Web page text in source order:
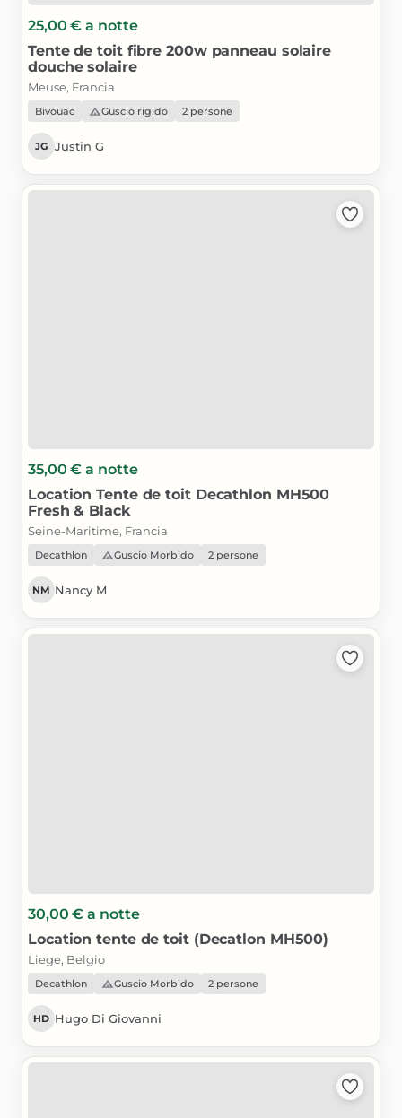
25,00 € a notte
Tente de toit fibre 200w panneau solaire
douche solaire
Meuse, Francia
Bivouac Guscio rigido 2 persone
JG Justin G
35,00 € a notte
Location Tente de toit Decathlon MH500
Fresh & Black
Seine-Maritime, Francia
Decathlon Guscio Morbido 2 persone
NM Nancy M
30,00 € a notte
Location tente de toit (Decatlon MH500)
Liege, Belgio
Decathlon Guscio Morbido 2 persone
HD Hugo Di Giovanni